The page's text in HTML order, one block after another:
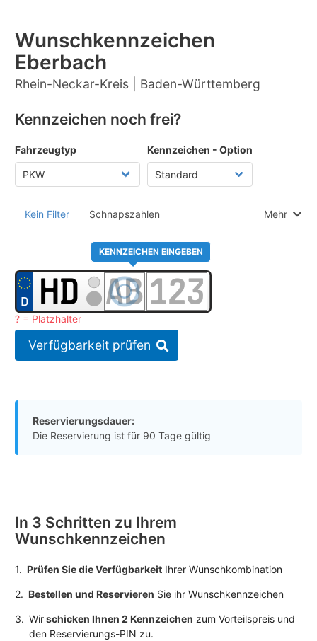
Wunschkennzeichen
Eberbach
Rhein-Neckar-Kreis | Baden-Württemberg
Kennzeichen noch frei?
Fahrzeugtyp Kennzeichen - Option
Kein Filter Schnapszahlen Mehr
KENNZEICHEN EINGEBEN
? = Platzhalter
Verfügbarkeit prüfen
Reservierungsdauer:
Die Reservierung ist für 90 Tage gültig
In 3 Schritten zu Ihrem
Wunschkennzeichen
1. Prüfen Sie die Verfügbarkeit Ihrer Wunschkombination
2. Bestellen und Reservieren Sie ihr Wunschkennzeichen
3. Wirschicken Ihnen 2 Kennzeichen zum Vorteilspreis und
den Reservierungs-PIN zu.